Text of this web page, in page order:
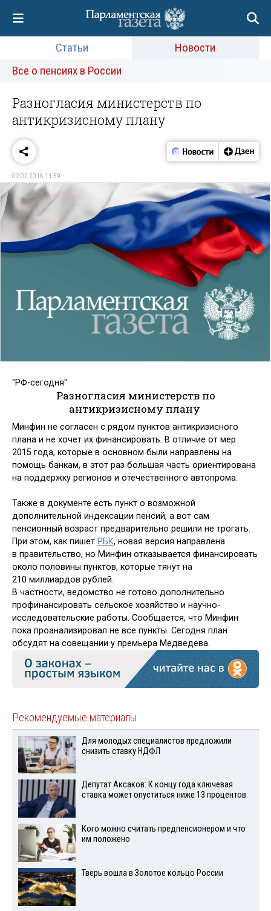
Статьи
Новости
Все о пенсиях в России
Разногласия министерств по
антикризисному плану
02.02.2016 11:59
"РФ-сегодня"
Разногласия министерств по
антикризисному плану
Минфин не согласен с рядом пунктов антикризисного
плана и не хочет их финансировать. В отличие от мер
2015 года, которые в основном были направлены на
помощь банкам, в этот раз большая часть ориентирована
на поддержку регионов и отечественного автопрома.
Также в документе есть пункт о возможной
дополнительной индексации пенсий, а вот сам
пенсионный возраст предварительно решили не трогать.
При этом, как пишет РБК, новая версия направлена
в правительство, но Минфин отказывается финансировать
около половины пунктов, которые тянут на
210 миллиардов рублей.
В частности, ведомство не готово дополнительно
профинансировать сельское хозяйство и научно-
исследовательские работы. Сообщается, что Минфин
пока проанализировал не все пункты. Сегодня план
обсудят на совещании у премьера Медведева.
Рекомендуемые материалы
Для молодых специалистов предложили
снизить ставку НДФЛ
Депутат Аксаков: К концу года ключевая
ставка может опуститься ниже 13 процентов
Кого можно считать предпенсионером и что
им положено
Тверь вошла в Золотое кольцо России